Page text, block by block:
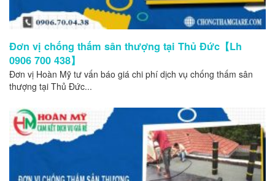
Đơn vị chống thấm sân thượng tại Thủ Đức【Lh
0906 700 438】
Đơn vị Hoàn Mỹ tư vấn báo giá chi phí dịch vụ chống thấm sân
thượng tại Thủ Đức...